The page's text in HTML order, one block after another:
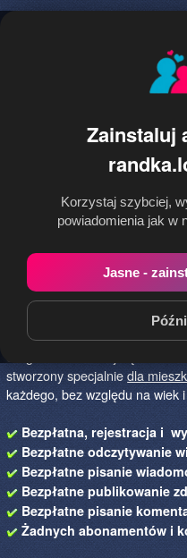
Zainstaluj
Korzystaj szybciej,
powiadomienia jak w
Jasne -
Randka.london to najlepszy
w Londynie!Określ czego
Znajdziesz tu osoby szukające
na randkę, imprezę i
stworzony specjalniedla
każdego, bez względu na wiek
Bezpłatna, rejestracja i
Bezpłatne odczytywanie
Bezpłatne pisanie
Bezpłatne publikowanie
Bezpłatne pisanie
Żadnych abonamentów i